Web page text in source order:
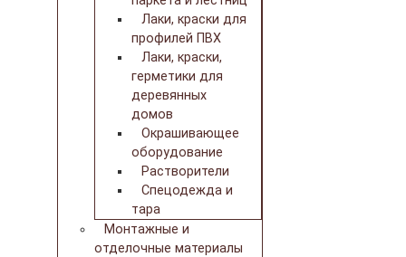
Лаки, краски для
профилей ПВХ
Лаки, краски,
герметики для
деревянных
домов
Окрашивающее
оборудование
Растворители
Спецодежда и
тара
Монтажные и
отделочные материалы